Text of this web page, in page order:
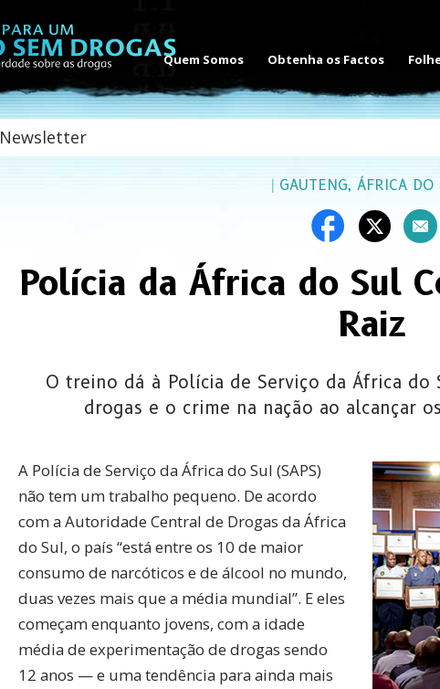
Quem Somos Obtenha os Factos
Newsletter
|GAUTENG, ÁFRICA DO
Polícia da África do Sul
Raiz
O treino dá à Polícia de Serviço da África do
drogas e o crime na nação ao alcançar
A Polícia de Serviço da África do Sul (SAPS)
não tem um trabalho pequeno. De acordo
com a Autoridade Central de Drogas da África
do Sul, o país “está entre os 10 de maior
consumo de narcóticos e de álcool no mundo,
duas vezes mais que a média mundial”. E eles
começam enquanto jovens, com a idade
média de experimentação de drogas sendo
12 anos — e uma tendência para ainda mais